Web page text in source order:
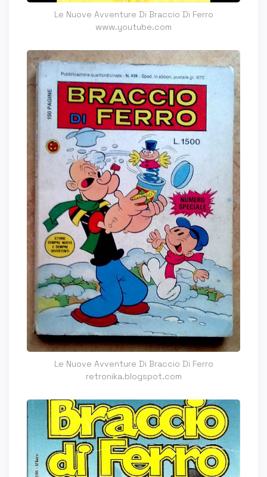
Le Nuove Avventure Di Braccio Di Ferro
www.youtube.com
Le Nuove Avventure Di Braccio Di Ferro
retronika.blogspot.com